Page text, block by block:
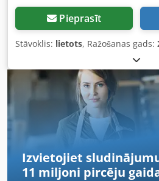
Pieprasīt
Stāvoklis: lietots, Ražošanas gads:
Izvietojiet
11 miljoni pircēju